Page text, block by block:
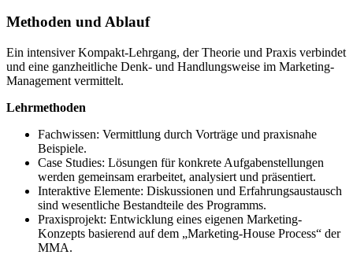
Methoden und Ablauf
Ein intensiver Kompakt-Lehrgang, der Theorie und Praxis verbindet
und eine ganzheitliche Denk- und Handlungsweise im Marketing-
Management vermittelt.
Lehrmethoden
Fachwissen: Vermittlung durch Vorträge und praxisnahe
Beispiele.
Case Studies: Lösungen für konkrete Aufgabenstellungen
werden gemeinsam erarbeitet, analysiert und präsentiert.
Interaktive Elemente: Diskussionen und Erfahrungsaustausch
sind wesentliche Bestandteile des Programms.
Praxisprojekt: Entwicklung eines eigenen Marketing-
Konzepts basierend auf dem „Marketing-House Process“ der
MMA.